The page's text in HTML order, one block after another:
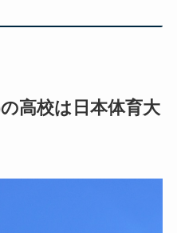
高校は日本体育大